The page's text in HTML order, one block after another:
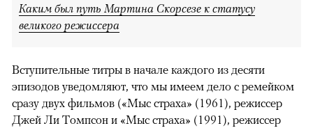
Каким был путь Мартина Скорсезе к статусу
великого режиссера
Вступительные титры в начале каждого из десяти
эпизодов уведомляют, что мы имеем дело с ремейком
сразу двух фильмов («Мыс страха» (1961), режиссер
Джей Ли Томпсон и «Мыс страха» (1991), режиссер